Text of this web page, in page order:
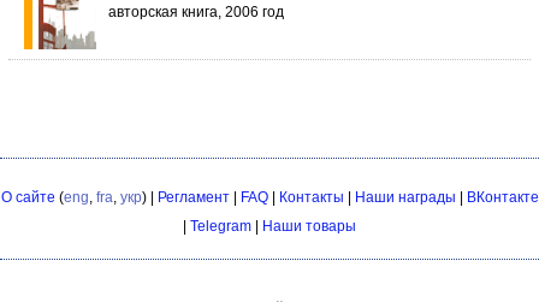
авторская книга, 2006 год
О сайте (eng fra укр) | Регламент| FAQ| Контакты | Наши награды | ВКонтакте
| Telegram | Наши товары